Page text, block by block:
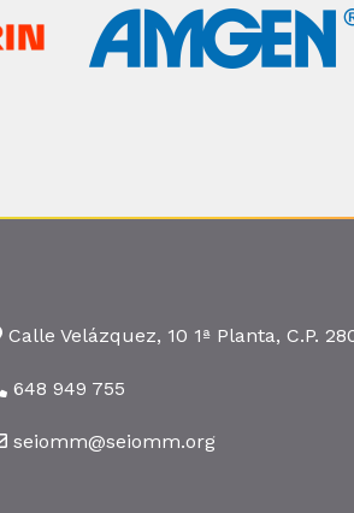
Calle Velázquez, 10 1ª Planta, C.P.
648 949 755
seiomm@seiomm.org